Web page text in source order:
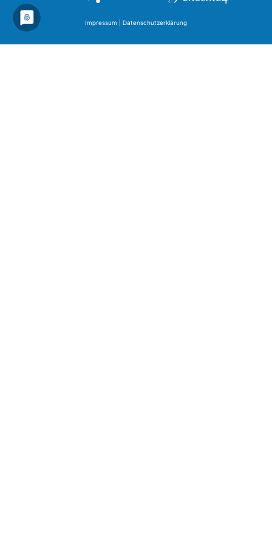
Impressum Datenschutzerklärung